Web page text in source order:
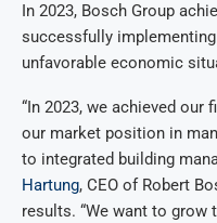
In 2023, Bosch Group
successfully
unfavorable economic
“In 2023, we achieved our
our market position in
to integrated building
Hartung, CEO of Robert
results. “We want to grow